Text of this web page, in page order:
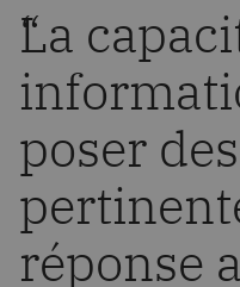
“
La
poser
réponse